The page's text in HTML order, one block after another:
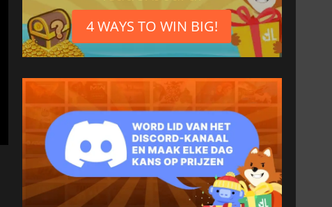
4 WAYS TO WIN BIG!